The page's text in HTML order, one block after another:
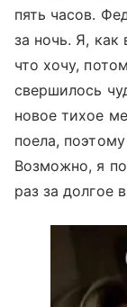
пять часов.
за ночь. Я, как
что хочу,
свершилось
новое тихое
поела,
Возможно, я
раз за долгое